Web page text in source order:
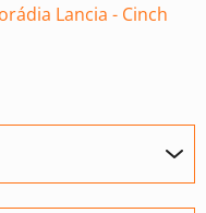
Lancia - Cinch